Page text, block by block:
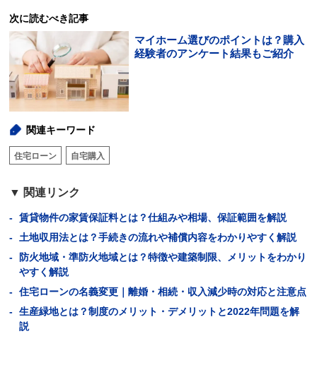
次に読むべき記事
マイホーム選びのポイントは？購入
経験者のアンケート結果もご紹介
関連キーワード
住宅ローン 自宅購入
関連リンク
賃貸物件の家賃保証料とは？仕組みや相場、保証範囲を解説
土地収用法とは？手続きの流れや補償内容をわかりやすく解説
防火地域・準防火地域とは？特徴や建築制限、メリットをわかり
やすく解説
住宅ローンの名義変更｜離婚・相続・収入減少時の対応と注意点
生産緑地とは？制度のメリット・デメリットと2022年問題を解
説